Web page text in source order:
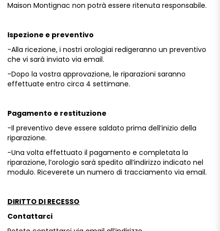
Maison Montignac non potrà essere ritenuta responsabile.
Ispezione e preventivo
-Alla ricezione, i nostri orologiai redigeranno un preventivo
che vi sarà inviato via email.
-Dopo la vostra approvazione, le riparazioni saranno
effettuate entro circa 4 settimane.
Pagamento e restituzione
-Il preventivo deve essere saldato prima dell’inizio della
riparazione.
-Una volta effettuato il pagamento e completata la
riparazione, l’orologio sarà spedito all’indirizzo indicato nel
modulo. Riceverete un numero di tracciamento via email.
DIRITTO DI RECESSO
Contattarci